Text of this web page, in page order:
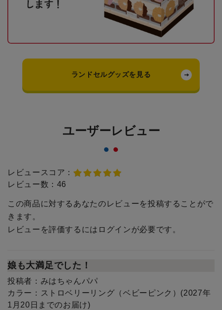
ランドセルグッズを見る
ユーザーレビュー
レビュースコア：
レビュー数： 46
この商品に対するあなたのレビューを投稿することがで
きます。
レビューを評価するには ログインが必要です。
娘も大満足でした！
投稿者： みはちゃんパパ
カラー： ストロベリーリング（ベビーピンク）(2027年
1月20日までのお届け)